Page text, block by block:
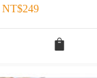
NT$249